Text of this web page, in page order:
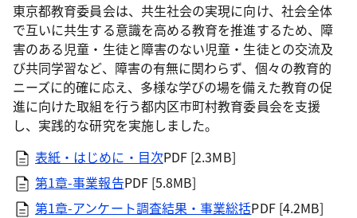
東京都教育委員会は、共生社会の実現に向け、社会全体
で互いに共生する意識を高める教育を推進するため、障
害のある児童・生徒と障害のない児童・生徒との交流及
び共同学習など、障害の有無に関わらず、個々の教育的
ニーズに的確に応え、多様な学びの場を備えた教育の促
進に向けた取組を行う都内区市町村教育委員会を支援
し、実践的な研究を実施しました。
表紙・はじめに・目次PDF [2.3MB]
第1章-事業報告PDF [5.8MB]
第1章-アンケート調査結果・事業総括PDF [4.2MB]